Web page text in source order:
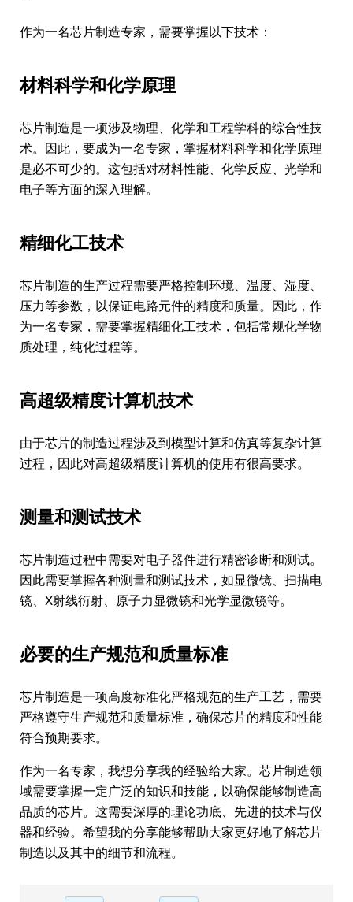
作为一名芯片制造专家，需要掌握以下技术：
材料科学和化学原理
芯片制造是一项涉及物理、化学和工程学科的综合性技
术。因此，要成为一名专家，掌握材料科学和化学原理
是必不可少的。这包括对材料性能、化学反应、光学和
电子等方面的深入理解。
精细化工技术
芯片制造的生产过程需要严格控制环境、温度、湿度、
压力等参数，以保证电路元件的精度和质量。因此，作
为一名专家，需要掌握精细化工技术，包括常规化学物
质处理，纯化过程等。
高超级精度计算机技术
由于芯片的制造过程涉及到模型计算和仿真等复杂计算
过程，因此对高超级精度计算机的使用有很高要求。
测量和测试技术
芯片制造过程中需要对电子器件进行精密诊断和测试。
因此需要掌握各种测量和测试技术，如显微镜、扫描电
镜、X射线衍射、原子力显微镜和光学显微镜等。
必要的生产规范和质量标准
芯片制造是一项高度标准化严格规范的生产工艺，需要
严格遵守生产规范和质量标准，确保芯片的精度和性能
符合预期要求。
作为一名专家，我想分享我的经验给大家。芯片制造领
域需要掌握一定广泛的知识和技能，以确保能够制造高
品质的芯片。这需要深厚的理论功底、先进的技术与仪
器和经验。希望我的分享能够帮助大家更好地了解芯片
制造以及其中的细节和流程。